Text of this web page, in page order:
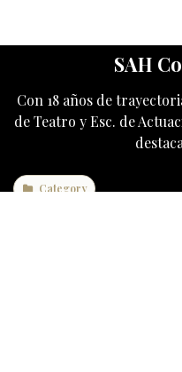
SAH
Con 18 años de
de Teatro y Esc. de
Category